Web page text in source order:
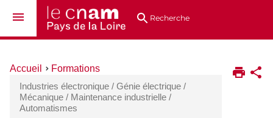
au
directsRecherche
Vous
ici :
Accueil
Formations
Industries électronique / Génie électrique /
Mécanique / Maintenance industrielle /
Automatismes